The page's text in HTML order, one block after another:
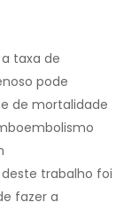
taxa de
pode
de mortalidade
trabalho foi
fazer a